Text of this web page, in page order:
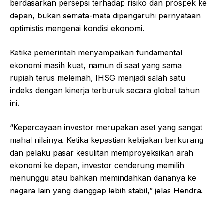
berdasarkan persepsi terhadap risiko dan prospek ke
depan, bukan semata-mata dipengaruhi pernyataan
optimistis mengenai kondisi ekonomi.
Ketika pemerintah menyampaikan fundamental
ekonomi masih kuat, namun di saat yang sama
rupiah terus melemah, IHSG menjadi salah satu
indeks dengan kinerja terburuk secara global tahun
ini.
“Kepercayaan investor merupakan aset yang sangat
mahal nilainya. Ketika kepastian kebijakan berkurang
dan pelaku pasar kesulitan memproyeksikan arah
ekonomi ke depan, investor cenderung memilih
menunggu atau bahkan memindahkan dananya ke
negara lain yang dianggap lebih stabil,” jelas Hendra.